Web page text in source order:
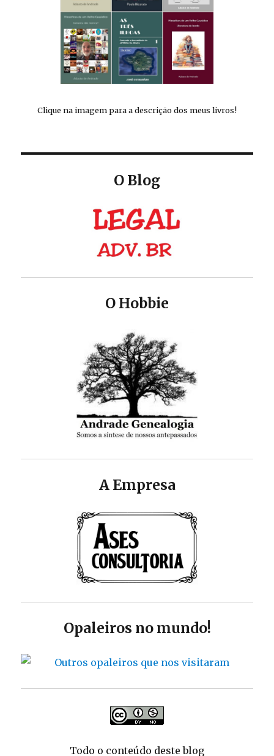
Clique na imagem para a descrição dos meus livros!
O Blog
O Hobbie
A Empresa
Opaleiros no mundo!
Todo o conteúdo deste blog